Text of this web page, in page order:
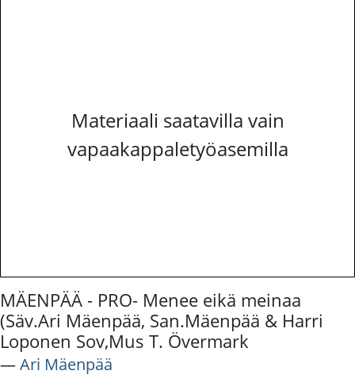
Materiaali saatavilla vain
vapaakappaletyöasemilla
MÄENPÄÄ - PRO- Menee eikä meinaa
(Säv.Ari Mäenpää, San.Mäenpää & Harri
Loponen Sov,Mus T. Övermark
―Ari Mäenpää